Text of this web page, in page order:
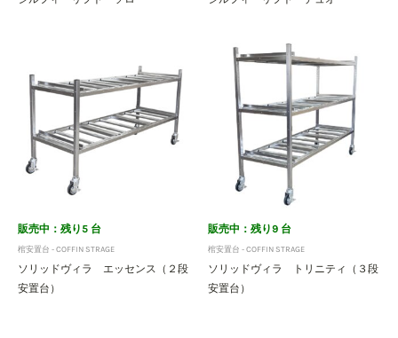
販売中：残り5 台
棺安置台 - COFFIN STRAGE
ソリッドヴィラ エッセンス（２段
安置台）
販売中：残り9 台
棺安置台 - COFFIN STRAGE
ソリッドヴィラ トリニティ（３段
安置台）